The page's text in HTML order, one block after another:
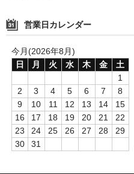
営業日カレンダー
今月(2026年8月)
日
月 火 水 木 金
土
1
2
3 4 5 6 7
8
9
10 11 12 13 14
15
16
17 18 19 20 21
22
23
24 25 26 27 28
29
30
31